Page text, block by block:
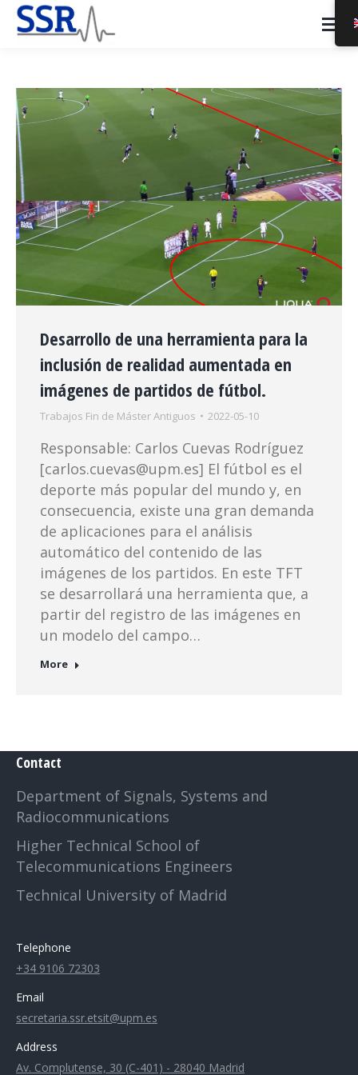
Desarrollo de una herramienta para la
inclusión de realidad aumentada en
imágenes de partidos de fútbol.
Trabajos Fin de Máster Antiguos 2022-05-10
Responsable: Carlos Cuevas Rodríguez
[carlos.cuevas@upm.es] El fútbol es el
deporte más popular del mundo y, en
consecuencia, existe una gran demanda
de aplicaciones para el análisis
automático del contenido de las
imágenes de los partidos. En este TFT
se desarrollará una herramienta que, a
partir del registro de las imágenes en
un modelo del campo…
More
Contact
Department of Signals, Systems and
Radiocommunications
Higher Technical School of
Telecommunications Engineers
Technical University of Madrid
Telephone
+34 9106 72303
Email
secretaria.ssr.etsit@upm.es
Address
Av. Complutense, 30 (C-401) - 28040 Madrid